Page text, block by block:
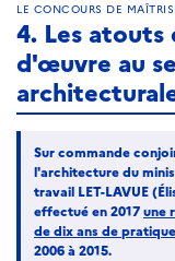
LE CONCOURS DE
4. Les atouts
d'œuvre au
Sur commande
l'architecture du
travail LET-LAVUE
effectué en 2017une
de dix ans de
2006 à 2015.